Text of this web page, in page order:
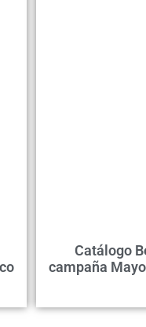
Catálogo
campaña